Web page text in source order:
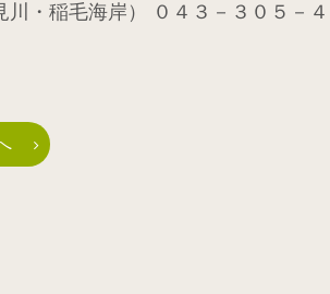
・稲毛海岸） ０４３－３０５－